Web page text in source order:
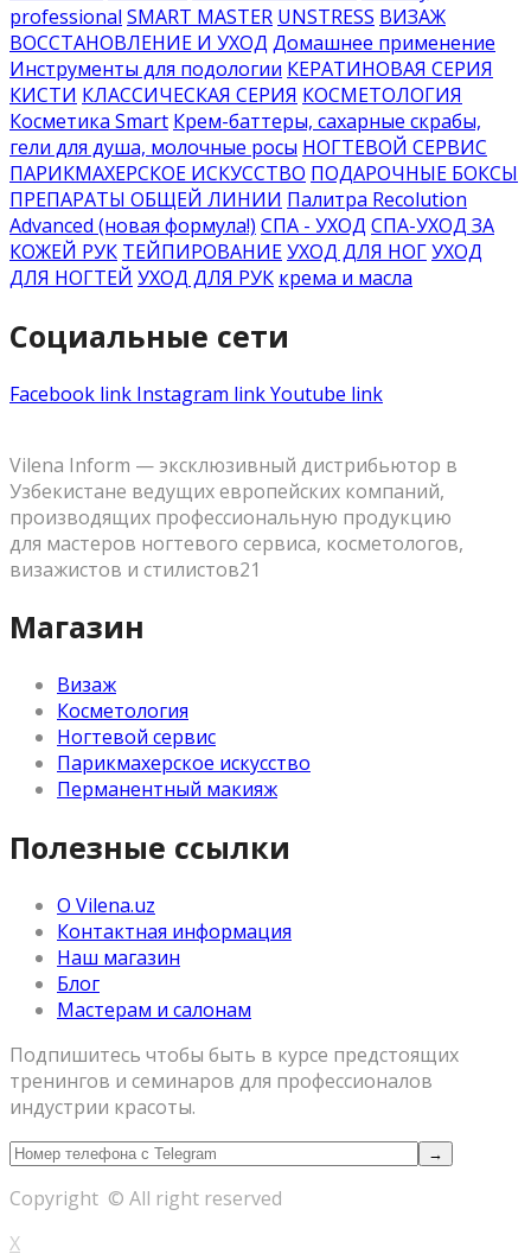
professional SMART MASTER UNSTRESS ВИЗАЖ
ВОССТАНОВЛЕНИЕ И УХОД Домашнее применение
Инструменты для подологии КЕРАТИНОВАЯ СЕРИЯ
КИСТИ КЛАССИЧЕСКАЯ СЕРИЯ КОСМЕТОЛОГИЯ
Косметика Smart Крем-баттеры, сахарные скрабы,
гели для душа, молочные росы НОГТЕВОЙ СЕРВИС
ПАРИКМАХЕРСКОЕ ИСКУССТВО ПОДАРОЧНЫЕ БОКСЫ
ПРЕПАРАТЫ ОБЩЕЙ ЛИНИИ Палитра Recolution
Advanced (новая формула!) СПА - УХОД СПА-УХОД ЗА
КОЖЕЙ РУК ТЕЙПИРОВАНИЕУХОД ДЛЯ НОГУХОД
ДЛЯ НОГТЕЙ УХОД ДЛЯ РУК крема и масла
Социальные сети
Facebook link Instagram linkYoutube link
Vilena Inform — эксклюзивный дистрибьютор в
Узбекистане ведущих европейских компаний,
производящих профессиональную продукцию
для мастеров ногтевого сервиса, косметологов,
визажистов и стилистов21
Магазин
Визаж
Косметология
Ногтевой сервис
Парикмахерское искусство
Перманентный макияж
Полезные ссылки
О Vilena.uz
Контактная информация
Наш магазин
Блог
Мастерам и салонам
Подпишитесь чтобы быть в курсе предстоящих
тренингов и семинаров для профессионалов
индустрии красоты.
Copyright © All right reserved
X